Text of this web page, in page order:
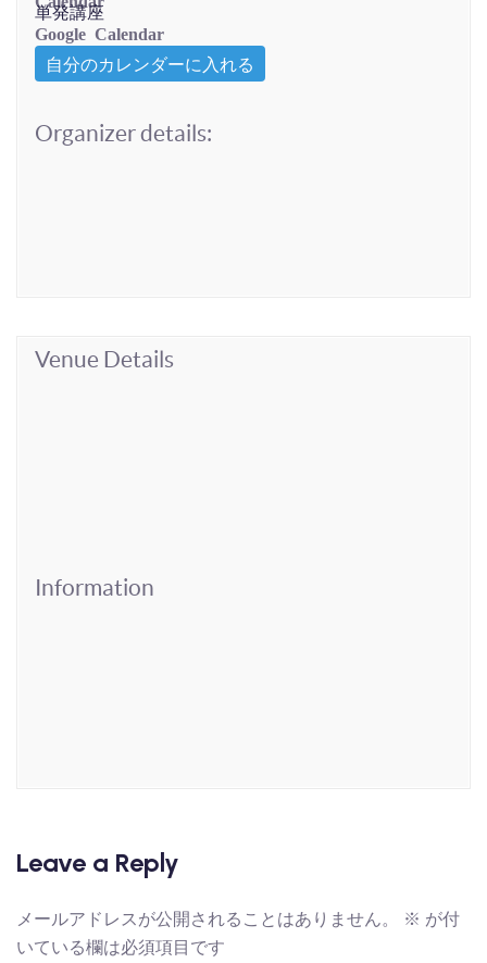
単発講座
Google Calendar
自分のカレンダーに入れる
Organizer details:
Venue Details
Information
Leave a Reply
メールアドレスが公開されることはありません。 ※ が付
いている欄は必須項目です